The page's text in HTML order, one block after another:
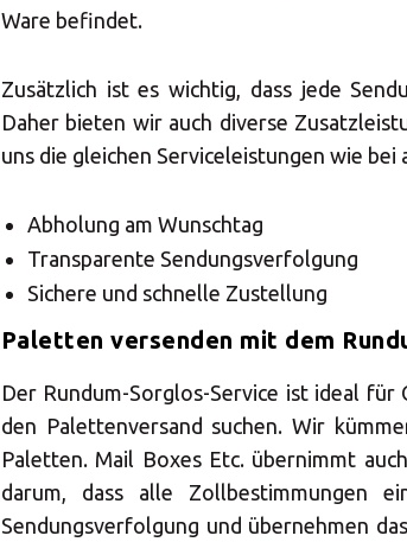
Ware befindet.
Zusätzlich ist es wichtig, dass jede
Daher bieten wir auch diverse
uns die gleichen Serviceleistungen wie
Abholung am Wunschtag
Transparente Sendungsverfolgung
Sichere und schnelle Zustellung
Paletten versenden mit dem
Der Rundum-Sorglos-Service ist ideal
den Palettenversand suchen. Wir
Paletten. Mail Boxes Etc. übernimmt
darum, dass alle Zollbestimmungen
Sendungsverfolgung und übernehmen